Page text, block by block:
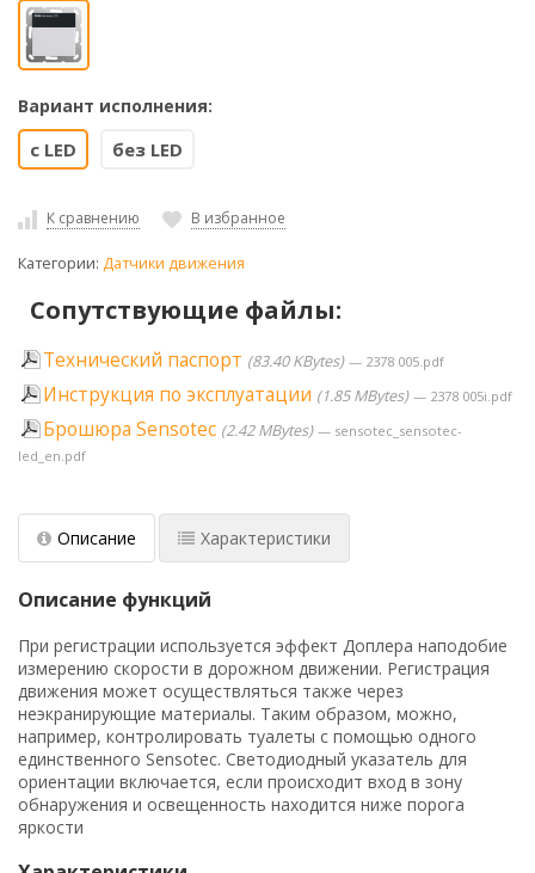
Вариант исполнения:
с LED без LED
К сравнению В избранное
Категории: Датчики движения
Сопутствующие файлы:
Технический паспорт 83.40 KBytes 2378 005.pdf
Инструкция по эксплуатации 1.85 MBytes 2378 005i.pdf
Брошюра Sensotec 2.42 MBytes
sensotec_sensotec-
led_en.pdf
Описание Характеристики
Описание функций
При регистрации используется эффект Доплера наподобие
измерению скорости в дорожном движении. Регистрация
движения может осуществляться также через
неэкранирующие материалы. Таким образом, можно,
например, контролировать туалеты с помощью одного
единственного Sensotec. Светодиодный указатель для
ориентации включается, если происходит вход в зону
обнаружения и освещенность находится ниже порога
яркости